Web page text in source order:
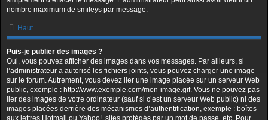
nombre maximum de smileys par message.
Haut
Puis-je publier des images ?
Oui, vous pouvez afficher des images dans vos messages. Par ailleurs, si
l’administrateur a autorisé les fichiers joints, vous pouvez charger une image
sur le forum. Autrement, vous devez lier une image placée sur un serveur Web
public, exemple : http://www.exemple.com/mon-image.gif. Vous ne pouvez pas
lier des images de votre ordinateur (sauf si c’est un serveur Web public) ni des
images placées derrière des mécanismes d’authentification, exemple : boîtes
aux lettres Hotmail ou Yahoo!, sites protégés par un mot de passe, etc. Pour